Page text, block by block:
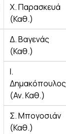
Χ. Παρασκευά
(Καθ.)
Δ. Βαγενάς
(Καθ.)
Ι.
Δημακόπουλος
(Αν. Καθ.)
Σ. Μπογοσιάν
(Καθ.)